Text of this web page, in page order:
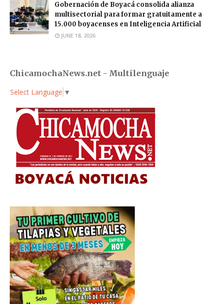
Gobernación de Boyacá consolida alianza
multisectorial para formar gratuitamente a
15.000 boyacenses en Inteligencia Artificial
JUNE 18, 2026
ChicamochaNews.net - Multilenguaje
Select Language ▼